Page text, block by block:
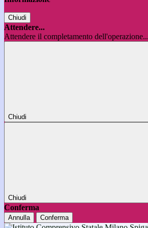
Chiudi
Attendere...
Attendere il completamento dell'operazione...
Chiudi
Chiudi
Conferma
Annulla Conferma